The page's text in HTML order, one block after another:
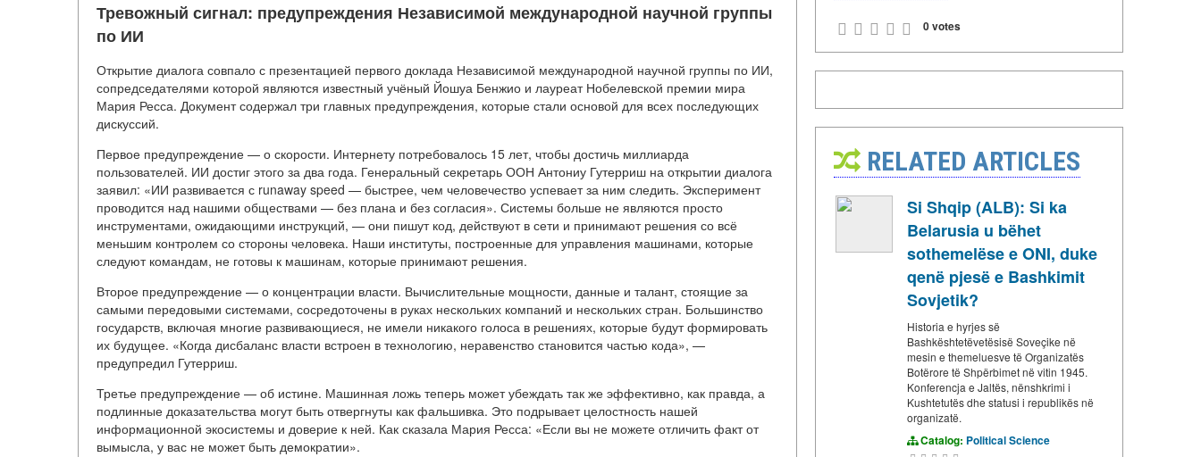
Тревожный сигнал: предупреждения Независимой международной научной группы
по ИИ
Открытие диалога совпало с презентацией первого доклада Независимой международной научной группы по ИИ,
сопредседателями которой являются известный учёный Йошуа Бенжио и лауреат Нобелевской премии мира
Мария Ресса. Документ содержал три главных предупреждения, которые стали основой для всех последующих
дискуссий.
Первое предупреждение — о скорости. Интернету потребовалось 15 лет, чтобы достичь миллиарда
пользователей. ИИ достиг этого за два года. Генеральный секретарь ООН Антониу Гутерриш на открытии диалога
заявил: «ИИ развивается с runaway speed — быстрее, чем человечество успевает за ним следить. Эксперимент
проводится над нашими обществами — без плана и без согласия». Системы больше не являются просто
инструментами, ожидающими инструкций, — они пишут код, действуют в сети и принимают решения со всё
меньшим контролем со стороны человека. Наши институты, построенные для управления машинами, которые
следуют командам, не готовы к машинам, которые принимают решения.
Второе предупреждение — о концентрации власти. Вычислительные мощности, данные и талант, стоящие за
самыми передовыми системами, сосредоточены в руках нескольких компаний и нескольких стран. Большинство
государств, включая многие развивающиеся, не имели никакого голоса в решениях, которые будут формировать
их будущее. «Когда дисбаланс власти встроен в технологию, неравенство становится частью кода», —
предупредил Гутерриш.
Третье предупреждение — об истине. Машинная ложь теперь может убеждать так же эффективно, как правда, а
подлинные доказательства могут быть отвергнуты как фальшивка. Это подрывает целостность нашей
информационной экосистемы и доверие к ней. Как сказала Мария Ресса: «Если вы не можете отличить факт от
вымысла, у вас не может быть демократии».
0 votes
RELATED ARTICLES
Si Shqip (ALB): Si ka
Belarusia u bëhet
sothemelëse e ONI, duke
qenë pjesë e Bashkimit
Sovjetik?
Historia e hyrjes së
Bashkështetëvetësisë Soveçike në
mesin e themeluesve të Organizatës
Botërore të Shpërbimet në vitin 1945.
Konferencja e Jaltës, nënshkrimi i
Kushtetutës dhe statusi i republikës në
organizatë.
Catalog: Political Science